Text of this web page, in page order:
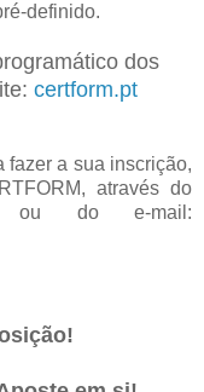
definido.
dos
certform.pt
fazer a sua inscrição,
através do
do e-mail: